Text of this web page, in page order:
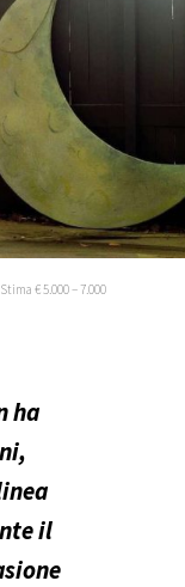
€ 5.000 – 7.000
ha
il